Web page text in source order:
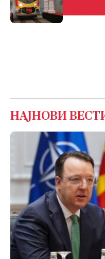
НАЈНОВИ